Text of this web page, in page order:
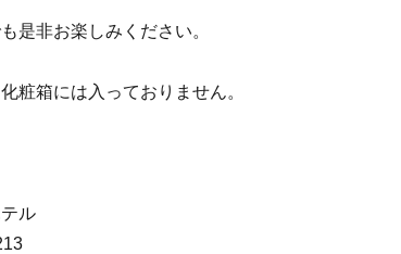
是非お楽しみください。
粧箱には入っておりません。
ル